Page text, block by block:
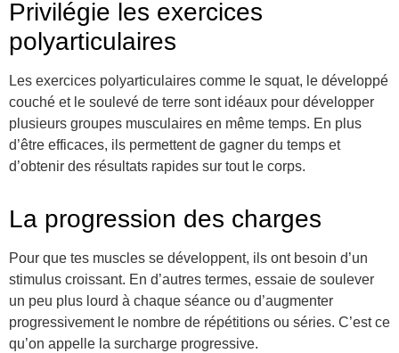
Privilégie les exercices
polyarticulaires
Les exercices polyarticulaires comme le squat, le développé
couché et le soulevé de terre sont idéaux pour développer
plusieurs groupes musculaires en même temps. En plus
d’être efficaces, ils permettent de gagner du temps et
d’obtenir des résultats rapides sur tout le corps.
La progression des charges
Pour que tes muscles se développent, ils ont besoin d’un
stimulus croissant. En d’autres termes, essaie de soulever
un peu plus lourd à chaque séance ou d’augmenter
progressivement le nombre de répétitions ou séries. C’est ce
qu’on appelle la surcharge progressive.